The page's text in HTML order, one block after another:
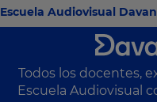
Escuela Audiovisual
Todos los docentes,
Escuela Audiovisual